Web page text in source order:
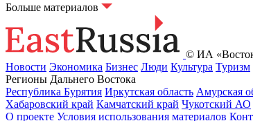
Больше материалов
© ИА
Новости Экономика Бизнес Люди Культура Туризм
Регионы Дальнего Востока
Республика Бурятия Иркутская область Амурская
Хабаровский край Камчатский край Чукотский АО
О проекте Условия использования материалов